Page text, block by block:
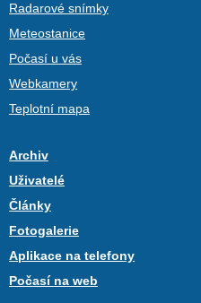
Radarové snímky
Meteostanice
Počasí u vás
Webkamery
Teplotní mapa
Archiv
Uživatelé
Články
Fotogalerie
Aplikace na telefony
Počasí na web